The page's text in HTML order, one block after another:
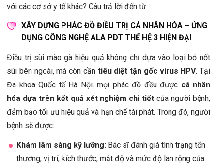
với các cơ sở y tế khác? Câu trả lời đến từ:
XÂY DỰNG PHÁC ĐỒ ĐIỀU TRỊ CÁ NHÂN HÓA – ỨNG
DỤNG CÔNG NGHỆ ALA PDT THẾ HỆ 3 HIỆN ĐẠI
Điều trị sùi mào gà hiệu quả không chỉ dựa vào loại bỏ nốt
sùi bên ngoài, mà còn cần tiêu diệt tận gốc virus HPV. Tại
Đa khoa Quốc tế Hà Nội, mọi phác đồ đều được cá nhân
hóa dựa trên kết quả xét nghiệm chi tiết của người bệnh,
đảm bảo tối ưu hiệu quả và hạn chế tái phát. Trong đó, người
bệnh sẽ được:
Khám lâm sàng kỹ lưỡng: Bác sĩ đánh giá tình trạng tổn
thương, vị trí, kích thước, mật độ và mức độ lan rộng của